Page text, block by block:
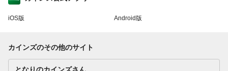
iOS版 Android版
カインズのその他のサイト